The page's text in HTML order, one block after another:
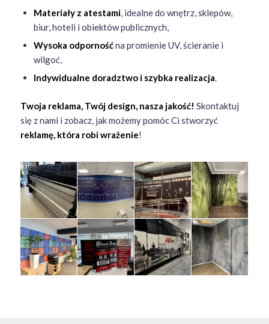
jesteśmy w stanie stworzyć dla reklamę idealnie
dopasowaną do Twoich potrzeb!
Dlaczego nasz druk wielkoformatowy?
Nowoczesne maszyny Canon Colorado 1630 i HP
Latex 375,
Materiały z atestami, idealne do wnętrz, sklepów,
biur, hoteli i obiektów publicznych,
Wysoka odporność
Indywidualne doradztwo i szybka realizacja.
Twoja reklama, Twój design, nasza jakość!Skontaktuj
się z nami i zobacz, jak możemy pomóc Ci stworzyć
reklamę, która robi wrażenie!